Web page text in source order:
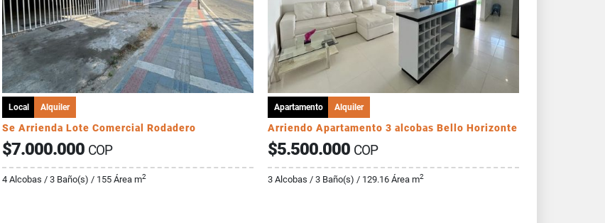
Local Alquiler
Se Arrienda Lote Comercial Rodadero
$7.000.000 COP
4 Alcobas / 3 Baño(s) / 155 Área m2
Apartamento Alquiler
Arriendo Apartamento 3 alcobas Bello Horizonte
$5.500.000 COP
3 Alcobas / 3 Baño(s) / 129.16 Área m2